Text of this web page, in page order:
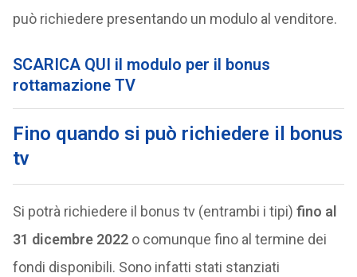
può richiedere presentando un modulo al venditore.
SCARICA QUI il modulo per il bonus
rottamazione TV
Fino quando si può richiedere il bonus
tv
Si potrà richiedere il bonus tv (entrambi i tipi) fino al
31 dicembre 2022o comunque fino al termine dei
fondi disponibili. Sono infatti stati stanziati